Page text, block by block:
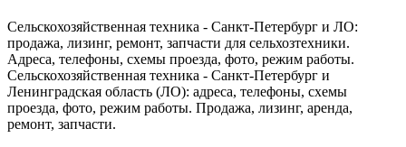
Сельскохозяйственная техника - Санкт-Петербург и ЛО:
продажа, лизинг, ремонт, запчасти для сельхозтехники.
Адреса, телефоны, схемы проезда, фото, режим работы.
Сельскохозяйственная техника - Санкт-Петербург и
Ленинградская область (ЛО): адреса, телефоны, схемы
проезда, фото, режим работы. Продажа, лизинг, аренда,
ремонт, запчасти.